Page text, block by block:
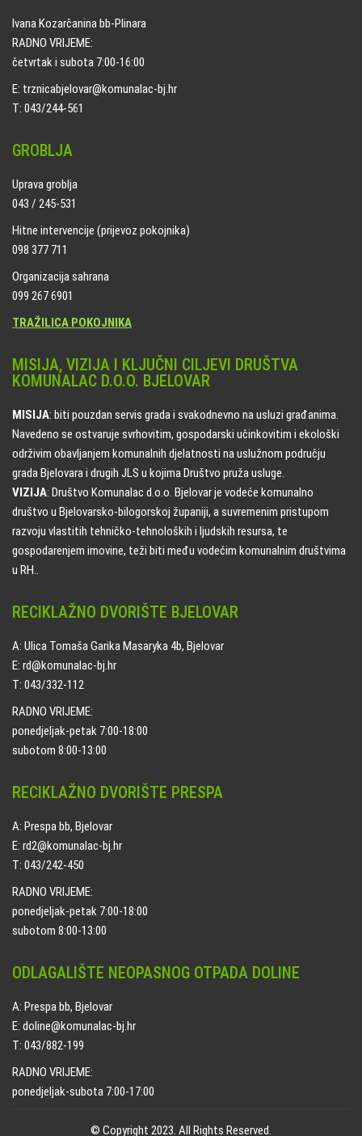
Ivana Kozarčanina bb-Plinara
RADNO VRIJEME:
četvrtak i subota 7:00-16:00
E: trznicabjelovar@komunalac-bj.hr
T: 043/244-561
GROBLJA
Uprava groblja
043 / 245-531
Hitne intervencije (prijevoz pokojnika)
098 377 711
Organizacija sahrana
099 267 6901
TRAŽILICA POKOJNIKA
MISIJA, VIZIJA I KLJUČNI CILJEVI DRUŠTVA
KOMUNALAC D.O.O. BJELOVAR
MISIJA: biti pouzdan servis grada i svakodnevno na usluzi građanima.
Navedeno se ostvaruje svrhovitim, gospodarski učinkovitim i ekološki
održivim obavljanjem komunalnih djelatnosti na uslužnom području
grada Bjelovara i drugih JLS u kojima Društvo pruža usluge.
VIZIJA: Društvo Komunalac d.o.o. Bjelovar je vodeće komunalno
društvo u Bjelovarsko-bilogorskoj županiji, a suvremenim pristupom
razvoju vlastitih tehničko-tehnoloških i ljudskih resursa, te
gospodarenjem imovine, teži biti među vodećim komunalnim društvima
u RH..
RECIKLAŽNO DVORIŠTE BJELOVAR
A: Ulica Tomaša Garika Masaryka 4b, Bjelovar
E: rd@komunalac-bj.hr
T: 043/332-112
RADNO VRIJEME:
ponedjeljak-petak 7:00-18:00
subotom 8:00-13:00
RECIKLAŽNO DVORIŠTE PRESPA
A: Prespa bb, Bjelovar
E: rd2@komunalac-bj.hr
T: 043/242-450
RADNO VRIJEME:
ponedjeljak-petak 7:00-18:00
subotom 8:00-13:00
ODLAGALIŠTE NEOPASNOG OTPADA DOLINE
A: Prespa bb, Bjelovar
E: doline@komunalac-bj.hr
T: 043/882-199
RADNO VRIJEME:
ponedjeljak-subota 7:00-17:00
© Copyright 2023. All Rights Reserved.